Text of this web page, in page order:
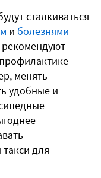
сталкиваться
и болезнями
менять
удобные и
для